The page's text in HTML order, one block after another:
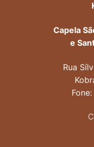
Capela
e
Rua